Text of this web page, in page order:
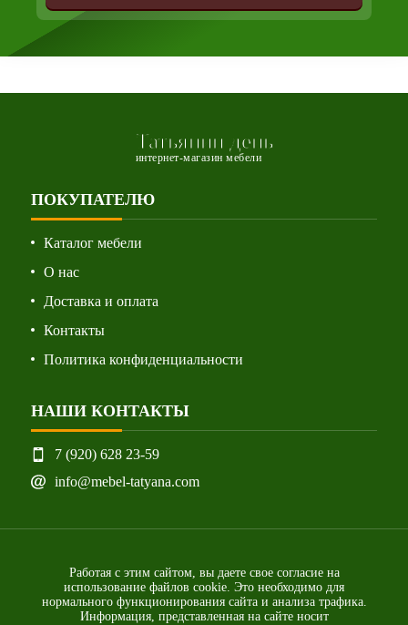
Татьянин день
интернет-магазин мебели
ПОКУПАТЕЛЮ
Каталог мебели
О нас
Доставка и оплата
Контакты
Политика конфиденциальности
НАШИ КОНТАКТЫ
7 (920) 628 23-59
info@mebel-tatyana.com
Работая с этим сайтом, вы даете свое согласие на
использование файлов cookie. Это необходимо для
нормального функционирования сайта и анализа трафика.
Информация, представленная на сайте носит